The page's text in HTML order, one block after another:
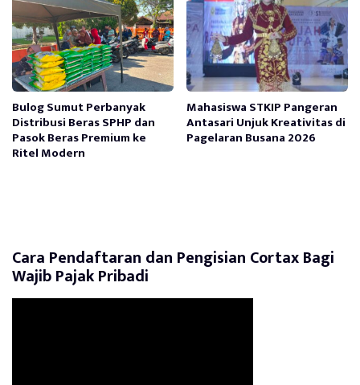
Bulog Sumut Perbanyak
Distribusi Beras SPHP dan
Pasok Beras Premium ke
Ritel Modern
Mahasiswa STKIP Pangeran
Antasari Unjuk Kreativitas di
Pagelaran Busana 2026
Cara Pendaftaran dan Pengisian Cortax Bagi
Wajib Pajak Pribadi